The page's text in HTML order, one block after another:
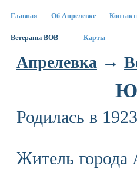
Главная Об Апрелевке
Ветераны ВОВ Карты
Апрелевка →
Родилась в
Житель города